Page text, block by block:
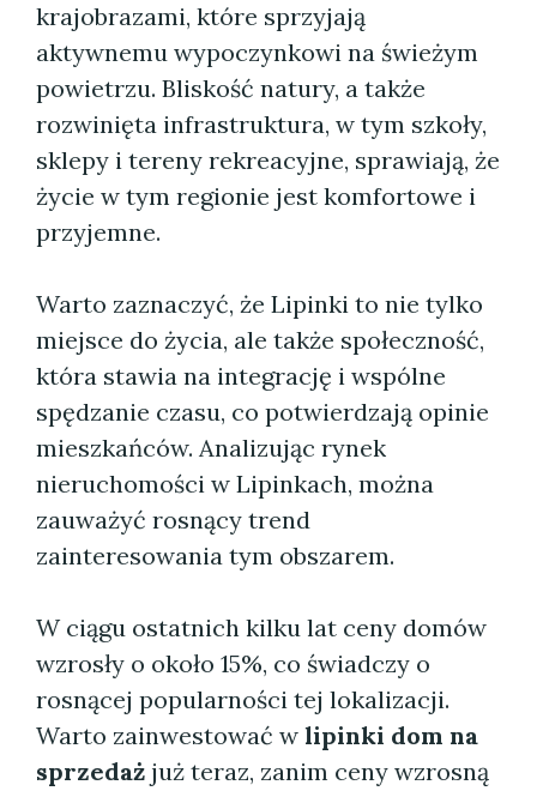
krajobrazami, które sprzyjają
aktywnemu wypoczynkowi na świeżym
powietrzu. Bliskość natury, a także
rozwinięta infrastruktura, w tym szkoły,
sklepy i tereny rekreacyjne, sprawiają, że
życie w tym regionie jest komfortowe i
przyjemne.
Warto zaznaczyć, że Lipinki to nie tylko
miejsce do życia, ale także społeczność,
która stawia na integrację i wspólne
spędzanie czasu, co potwierdzają opinie
mieszkańców. Analizując rynek
nieruchomości w Lipinkach, można
zauważyć rosnący trend
zainteresowania tym obszarem.
W ciągu ostatnich kilku lat ceny domów
wzrosły o około 15%, co świadczy o
rosnącej popularności tej lokalizacji.
Warto zainwestować w lipinki dom na
sprzedaż już teraz, zanim ceny wzrosną